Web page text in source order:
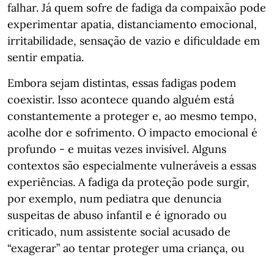
falhar. Já quem sofre de fadiga da compaixão pode
experimentar apatia, distanciamento emocional,
irritabilidade, sensação de vazio e dificuldade em
sentir empatia.
Embora sejam distintas, essas fadigas podem
coexistir. Isso acontece quando alguém está
constantemente a proteger e, ao mesmo tempo,
acolhe dor e sofrimento. O impacto emocional é
profundo - e muitas vezes invisível. Alguns
contextos são especialmente vulneráveis a essas
experiências. A fadiga da proteção pode surgir,
por exemplo, num pediatra que denuncia
suspeitas de abuso infantil e é ignorado ou
criticado, num assistente social acusado de
“exagerar” ao tentar proteger uma criança, ou